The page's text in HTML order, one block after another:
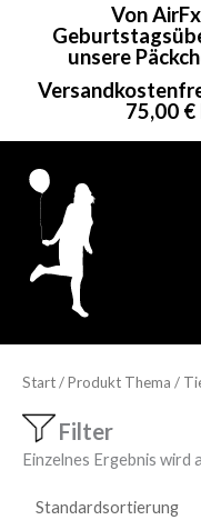
Von
unsere
75,00
Start/ Produkt Thema /
Filter
Einzelnes Ergebnis wird